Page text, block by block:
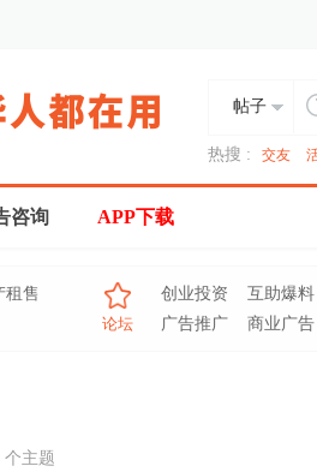
帖子
热搜 : 交友
咨询 APP下载
租售
论坛
创业投资 互助爆料
广告推广
商业广告
个主题